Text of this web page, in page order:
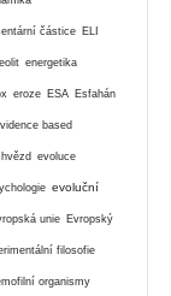
částice ELI
energetika
eroze ESA Esfahán
based
evoluce
evoluční
unie Evropský
filosofie
organismy